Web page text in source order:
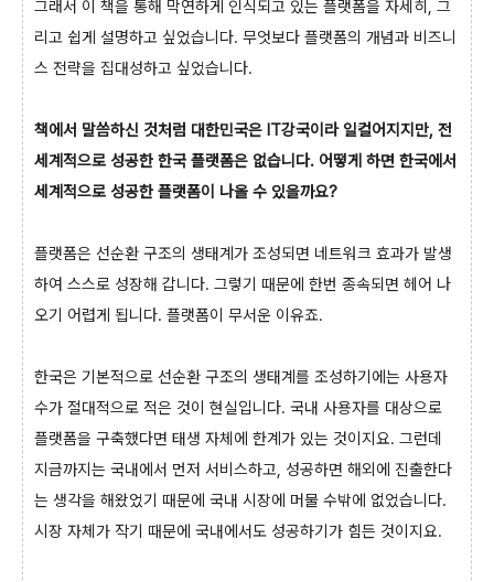
그래서 이 책을 통해 막연하게 인식되고 있는 플랫폼을 자세히, 그
리고 쉽게 설명하고 싶었습니다. 무엇보다 플랫폼의 개념과 비즈니
스 전략을 집대성하고 싶었습니다.
책에서 말씀하신 것처럼 대한민국은 IT강국이라 일컬어지지만, 전
세계적으로 성공한 한국 플랫폼은 없습니다. 어떻게 하면 한국에서
세계적으로 성공한 플랫폼이 나올 수 있을까요?
플랫폼은 선순환 구조의 생태계가 조성되면 네트워크 효과가 발생
하여 스스로 성장해 갑니다. 그렇기 때문에 한번 종속되면 헤어 나
오기 어렵게 됩니다. 플랫폼이 무서운 이유죠.
한국은 기본적으로 선순환 구조의 생태계를 조성하기에는 사용자
수가 절대적으로 적은 것이 현실입니다. 국내 사용자를 대상으로
플랫폼을 구축했다면 태생 자체에 한계가 있는 것이지요. 그런데
지금까지는 국내에서 먼저 서비스하고, 성공하면 해외에 진출한다
는 생각을 해왔었기 때문에 국내 시장에 머물 수밖에 없었습니다.
시장 자체가 작기 때문에 국내에서도 성공하기가 힘든 것이지요.